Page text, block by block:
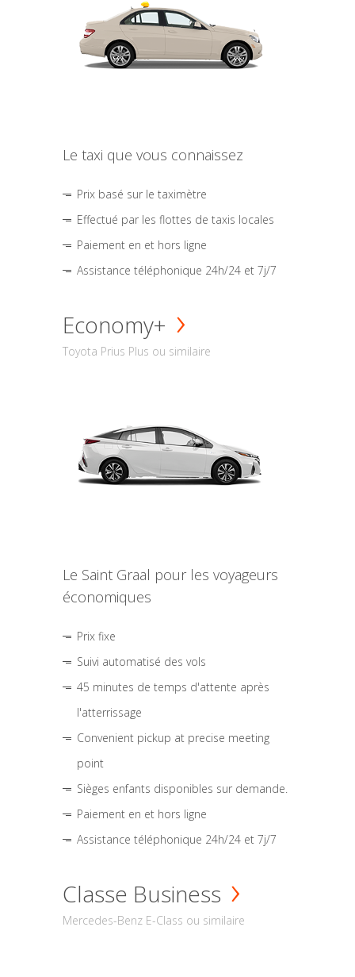
Le taxi que vous connaissez
Prix basé sur le taximètre
Effectué par les flottes de taxis locales
Paiement en et hors ligne
Assistance téléphonique 24h/24 et 7j/7
Economy+
Toyota Prius Plus ou similaire
Le Saint Graal pour les voyageurs
économiques
Prix fixe
Suivi automatisé des vols
45 minutes de temps d'attente après
l'atterrissage
Convenient pickup at precise meeting
point
Sièges enfants disponibles sur demande.
Paiement en et hors ligne
Assistance téléphonique 24h/24 et 7j/7
Classe Business
Mercedes-Benz E-Class ou similaire